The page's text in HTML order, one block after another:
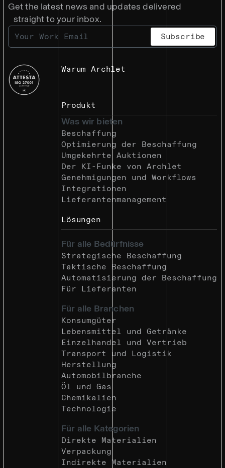
Get the latest news and updates delivered
straight to your inbox.
Warum Archlet
Produkt
Was wir bieten
Beschaffung
Optimierung der Beschaffung
Umgekehrte Auktionen
Der KI-Funke von Archlet
Genehmigungen und Workflows
Integrationen
Lieferantenmanagement
Lösungen
Für alle Bedürfnisse
Strategische Beschaffung
Taktische Beschaffung
Automatisierung der Beschaffung
Für Lieferanten
Für alle Branchen
Konsumgüter
Lebensmittel und Getränke
Einzelhandel und Vertrieb
Transport und Logistik
Herstellung
Automobilbranche
Öl und Gas
Chemikalien
Technologie
Für alle Kategorien
Direkte Materialien
Verpackung
Indirekte Materialien